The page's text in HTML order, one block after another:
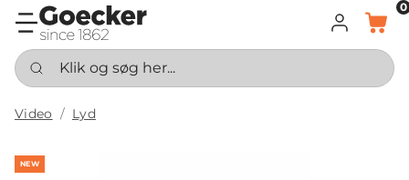
LOG INDKURV
0
Klik og søg her...
Video Lyd
NEW